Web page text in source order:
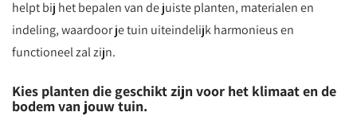
helpt bij het bepalen van de juiste planten, materialen en
indeling, waardoor je tuin uiteindelijk harmonieus en
functioneel zal zijn.
Kies planten die geschikt zijn voor het klimaat en de
bodem van jouw tuin.